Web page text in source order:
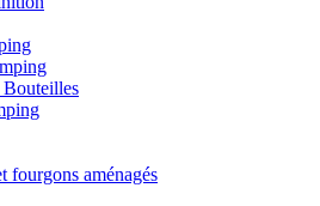
fourgons aménagés